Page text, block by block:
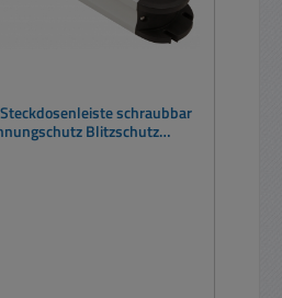
schraubbar
Blitzschutz
Aluminium